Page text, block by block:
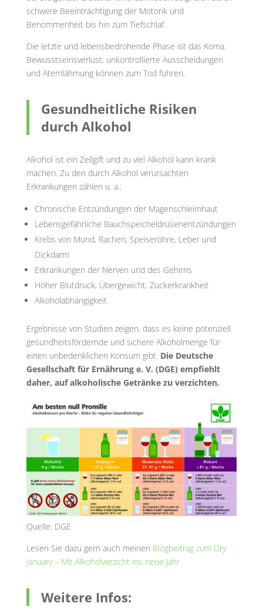
schwere Beeinträchtigung der Motorik und
Benommenheit bis hin zum Tiefschlaf.
Die letzte und lebensbedrohende Phase ist das Koma.
Bewusstseinsverlust, unkontrollierte Ausscheidungen
und Atemlähmung können zum Tod führen.
Gesundheitliche Risiken
durch Alkohol
Alkohol ist ein Zellgift und zu viel Alkohol kann krank
machen. Zu den durch Alkohol verursachten
Erkrankungen zählen u. a.:
Chronische Entzündungen der Magenschleimhaut
Lebensgefährliche Bauchspeicheldrüsenentzündungen
Krebs von Mund, Rachen, Speiseröhre, Leber und
Dickdarm
Erkrankungen der Nerven und des Gehirns
Hoher Blutdruck, Übergewicht, Zuckerkrankheit
Alkoholabhängigkeit
Ergebnisse von Studien zeigen, dass es keine potenziell
gesundheitsfördernde und sichere Alkoholmenge für
einen unbedenklichen Konsum gibt. Die Deutsche
Gesellschaft für Ernährung e. V. (DGE) empfiehlt
daher, auf alkoholische Getränke zu verzichten.
Quelle: DGE
Lesen Sie dazu gern auch meinen Blogbeitrag zum Dry
January – Mit Alkoholverzicht ins neue Jahr
Weitere Infos: